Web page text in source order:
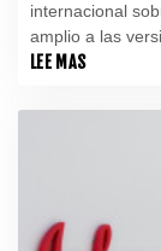
internacional
amplio a las
para la
LEE MAS